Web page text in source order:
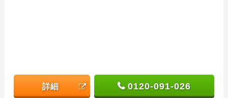
詳細 0120-091-026